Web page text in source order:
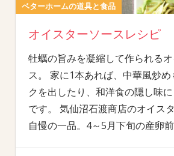
ベターホームの道具と食品
オイスターソースレシピ
牡蠣の旨みを凝縮して作られる
ス。 家に1本あれば、中華風炒め
クを出したり、和洋食の隠し味
です。 気仙沼石渡商店のオイス
自慢の一品。4～5月下旬の産卵